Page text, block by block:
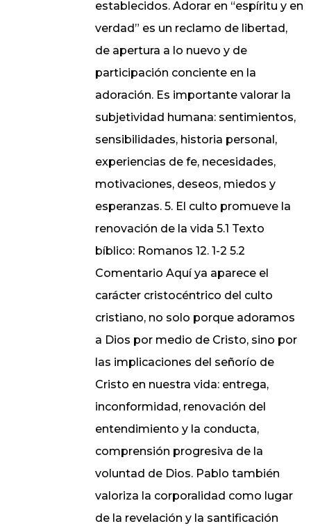
establecidos. Adorar en “espíritu y en
verdad” es un reclamo de libertad,
de apertura a lo nuevo y de
participación conciente en la
adoración. Es importante valorar la
subjetividad humana: sentimientos,
sensibilidades, historia personal,
experiencias de fe, necesidades,
motivaciones, deseos, miedos y
esperanzas. 5. El culto promueve la
renovación de la vida 5.1 Texto
bíblico: Romanos 12. 1-2 5.2
Comentario Aquí ya aparece el
carácter cristocéntrico del culto
cristiano, no solo porque adoramos
a Dios por medio de Cristo, sino por
las implicaciones del señorío de
Cristo en nuestra vida: entrega,
inconformidad, renovación del
entendimiento y la conducta,
comprensión progresiva de la
voluntad de Dios. Pablo también
valoriza la corporalidad como lugar
de la revelación y la santificación